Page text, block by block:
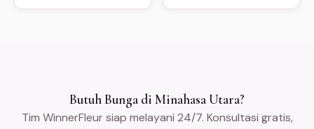
Butuh Bunga di Minahasa Utara?
Tim WinnerFleur siap melayani 24/7. Konsultasi gratis,